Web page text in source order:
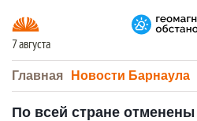
7 августа
Главная Новости Барнаула
По всей стране